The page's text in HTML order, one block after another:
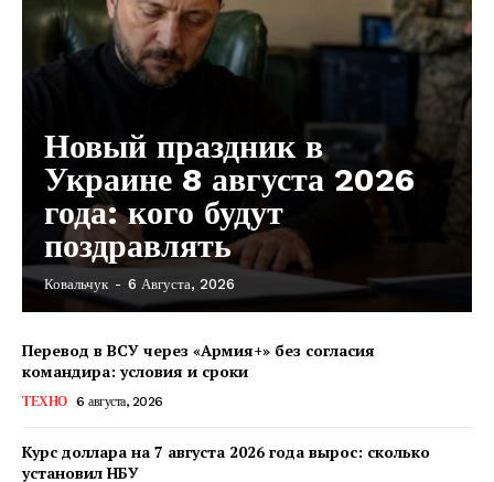
Новый праздник в
Украине 8 августа 2026
года: кого будут
поздравлять
Ковальчук - 6 Августа, 2026
Перевод в ВСУ через «Армия+» без согласия
командира: условия и сроки
ТЕХНО 6 августа, 2026
Курс доллара на 7 августа 2026 года вырос: сколько
установил НБУ